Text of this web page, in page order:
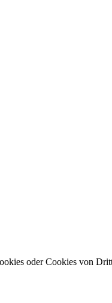
oder Cookies von